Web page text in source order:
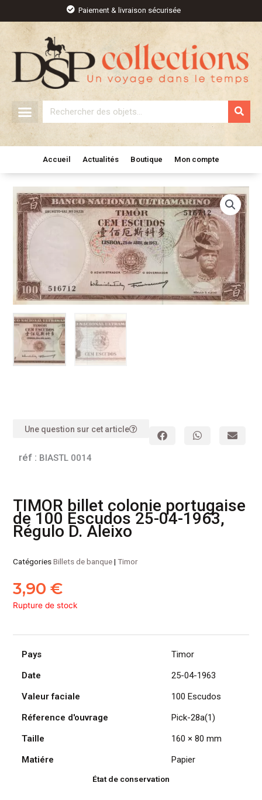
contenu
Paiement & livraison sécurisée
Rechercher
Accueil Actualités Boutique Mon compte
Une question sur cet article
réf : BIASTL 0014
TIMOR billet colonie portugaise
de 100 Escudos 25-04-1963,
Régulo D. Aleixo
CatégoriesBillets de banque|Timor
3,90€
Rupture de stock
Pays
Timor
Date
25-04-1963
Valeur faciale
100 Escudos
Réference d'ouvrage
Pick-28a(1)
Taille
160 × 80 mm
Matiére
Papier
État de conservation